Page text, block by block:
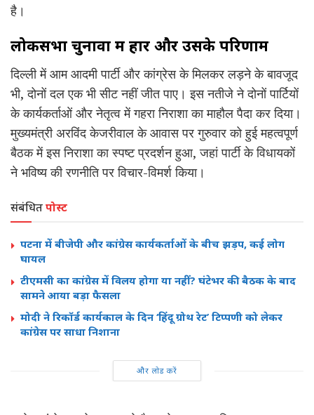
है।
लोकसभा चुनावों में हार और उसके परिणाम
दिल्ली में आम आदमी पार्टी और कांग्रेस के मिलकर लड़ने के बावजूद
भी, दोनों दल एक भी सीट नहीं जीत पाए। इस नतीजे ने दोनों पार्टियों
के कार्यकर्ताओं और नेतृत्व में गहरा निराशा का माहौल पैदा कर दिया।
मुख्यमंत्री अरविंद केजरीवाल के आवास पर गुरुवार को हुई महत्वपूर्ण
बैठक में इस निराशा का स्पष्ट प्रदर्शन हुआ, जहां पार्टी के विधायकों
ने भविष्य की रणनीति पर विचार-विमर्श किया।
संबंधितपोस्ट
पटना में बीजेपी और कांग्रेस कार्यकर्ताओं के बीच झड़प, कई लोग
घायल
टीएमसी का कांग्रेस में विलय होगा या नहीं? घंटेभर की बैठक के बाद
सामने आया बड़ा फैसला
मोदी ने रिकॉर्ड कार्यकाल के दिन ‘हिंदू ग्रोथ रेट’ टिप्पणी को लेकर
कांग्रेस पर साधा निशाना
और लोड करें